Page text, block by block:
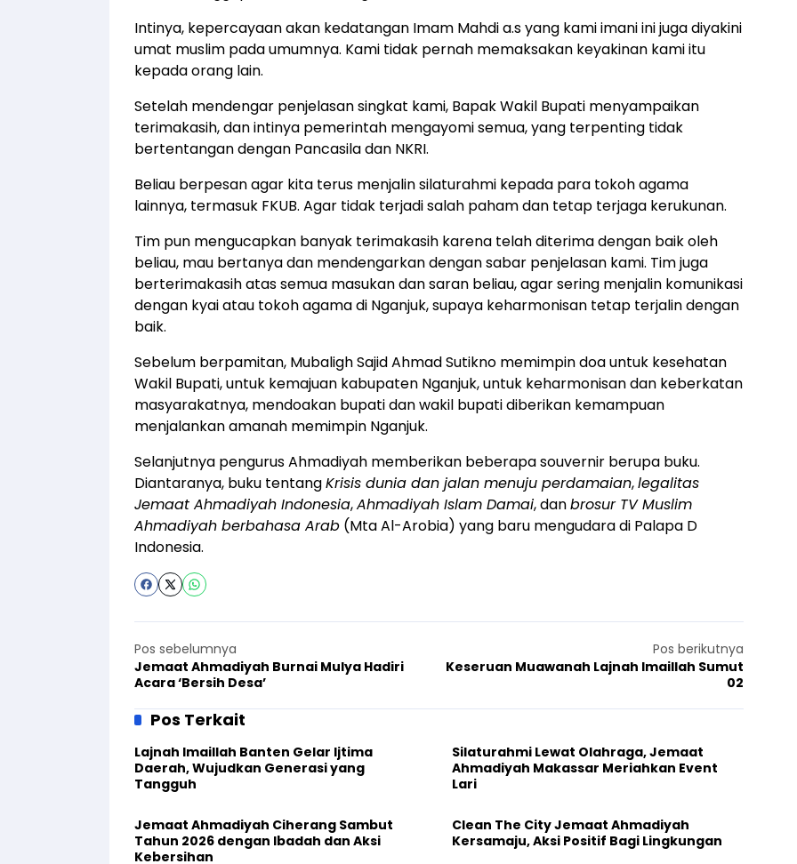
Intinya, kepercayaan akan kedatangan Imam Mahdi a.s yang kami imani ini juga diyakini
umat muslim pada umumnya. Kami tidak pernah memaksakan keyakinan kami itu
kepada orang lain.
Setelah mendengar penjelasan singkat kami, Bapak Wakil Bupati menyampaikan
terimakasih, dan intinya pemerintah mengayomi semua, yang terpenting tidak
bertentangan dengan Pancasila dan NKRI.
Beliau berpesan agar kita terus menjalin silaturahmi kepada para tokoh agama
lainnya, termasuk FKUB. Agar tidak terjadi salah paham dan tetap terjaga kerukunan.
Tim pun mengucapkan banyak terimakasih karena telah diterima dengan baik oleh
beliau, mau bertanya dan mendengarkan dengan sabar penjelasan kami. Tim juga
berterimakasih atas semua masukan dan saran beliau, agar sering menjalin komunikasi
dengan kyai atau tokoh agama di Nganjuk, supaya keharmonisan tetap terjalin dengan
baik.
Sebelum berpamitan, Mubaligh Sajid Ahmad Sutikno memimpin doa untuk kesehatan
Wakil Bupati, untuk kemajuan kabupaten Nganjuk, untuk keharmonisan dan keberkatan
masyarakatnya, mendoakan bupati dan wakil bupati diberikan kemampuan
menjalankan amanah memimpin Nganjuk.
Selanjutnya pengurus Ahmadiyah memberikan beberapa souvernir berupa buku.
Diantaranya, buku tentangKrisis dunia dan jalan menuju perdamaian,legalitas
Jemaat Ahmadiyah Indonesia,Ahmadiyah Islam Damai, danbrosur TV Muslim
Ahmadiyah berbahasa Arab (Mta Al-Arobia) yang baru mengudara di Palapa D
Indonesia.
Pos sebelumnya
Jemaat Ahmadiyah Burnai Mulya Hadiri
Acara ‘Bersih Desa’
Pos berikutnya
Keseruan Muawanah Lajnah Imaillah Sumut
02
Pos Terkait
Lajnah Imaillah Banten Gelar Ijtima
Daerah, Wujudkan Generasi yang
Tangguh
Silaturahmi Lewat Olahraga, Jemaat
Ahmadiyah Makassar Meriahkan Event
Lari
Jemaat Ahmadiyah Ciherang Sambut
Tahun 2026 dengan Ibadah dan Aksi
Kebersihan
Clean The City Jemaat Ahmadiyah
Kersamaju, Aksi Positif Bagi Lingkungan